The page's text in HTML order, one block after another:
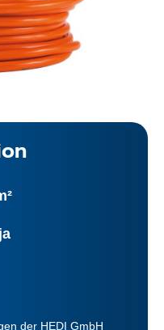
der HEDI GmbH